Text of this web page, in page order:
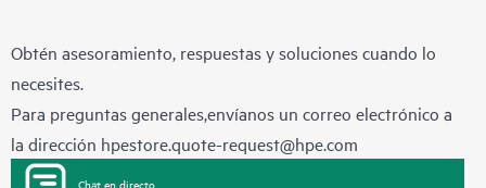
Obtén asesoramiento, respuestas y soluciones cuando lo
necesites.
Para preguntas generales,envíanos un correo electrónico a
la dirección hpestore.quote-request@hpe.com
Chat en directo